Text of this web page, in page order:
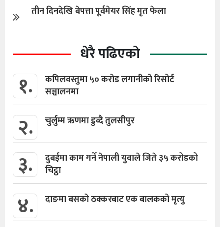
तीन दिनदेखि बेपत्ता पूर्वमेयर सिंह मृत फेला
धेरै पढिएको
१.
कपिलवस्तुमा ५० करोड लगानीको रिसोर्ट
सञ्चालनमा
२. चुर्लुम्म ऋणमा डुब्दै तुलसीपुर
३.
दुबईमा काम गर्ने नेपाली युवाले जिते ३५ करोडको
चिट्ठा
४. दाङमा बसको ठक्करबाट एक बालकको मृत्यु